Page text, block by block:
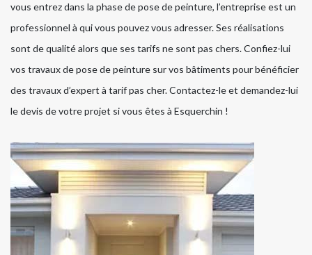
vous entrez dans la phase de pose de peinture, l’entreprise est un
professionnel à qui vous pouvez vous adresser. Ses réalisations
sont de qualité alors que ses tarifs ne sont pas chers. Confiez-lui
vos travaux de pose de peinture sur vos bâtiments pour bénéficier
des travaux d’expert à tarif pas cher. Contactez-le et demandez-lui
le devis de votre projet si vous êtes à Esquerchin !